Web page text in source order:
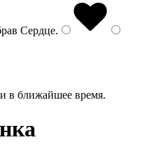
Сердце.
в ближайшее время.